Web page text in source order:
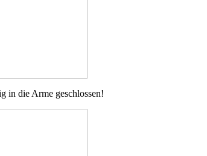
in die Arme geschlossen!